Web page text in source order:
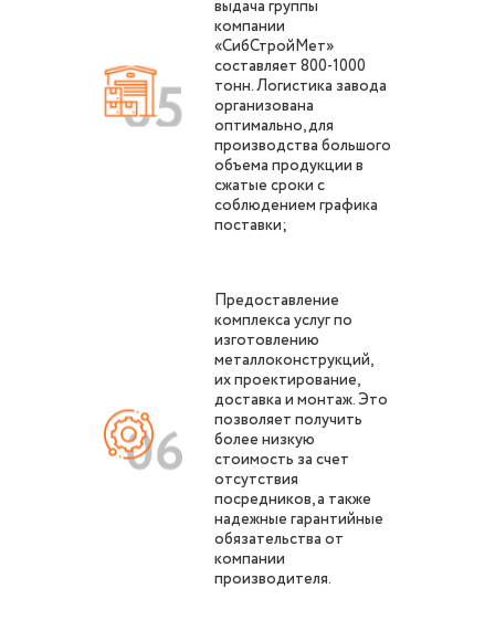
выдача группы
компании
«СибСтройМет»
составляет 800-1000
тонн. Логистика завода
организована
оптимально, для
производства большого
объема продукции в
сжатые сроки с
соблюдением графика
поставки;
Предоставление
комплекса услуг по
изготовлению
металлоконструкций,
их проектирование,
доставка и монтаж. Это
позволяет получить
более низкую
стоимость за счет
отсутствия
посредников, а также
надежные гарантийные
обязательства от
компании
производителя.